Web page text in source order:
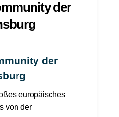
der
der
europäisches
von der